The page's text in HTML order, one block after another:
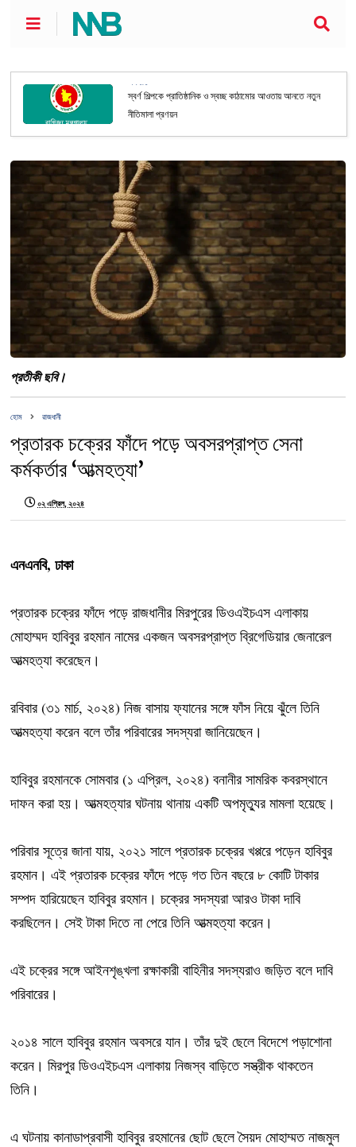
স্বর্ণ শিল্পকে প্রাতিষ্ঠানিক ও স্বচ্ছ কাঠামোর আওতায় আনতে নতুন
নীতিমালা প্রণয়ন
প্রতীকী ছবি।
হোম রাজধানী
প্রতারক চক্রের ফাঁদে পড়ে অবসরপ্রাপ্ত সেনা
কর্মকর্তার ‘আত্মহত্যা’
০২ এপ্রিল, ২০২৪
এনএনবি, ঢাকা
প্রতারক চক্রের ফাঁদে পড়ে রাজধানীর মিরপুরের ডিওএইচএস এলাকায়
মোহাম্মদ হাবিবুর রহমান নামের একজন অবসরপ্রাপ্ত ব্রিগেডিয়ার জেনারেল
আত্মহত্যা করেছেন।
রবিবার (৩১ মার্চ, ২০২৪) নিজ বাসায় ফ্যানের সঙ্গে ফাঁস নিয়ে ঝুঁলে তিনি
আত্মহত্যা করেন বলে তাঁর পরিবারের সদস্যরা জানিয়েছেন।
হাবিবুর রহমানকে সোমবার (১ এপ্রিল, ২০২৪) বনানীর সামরিক কবরস্থানে
দাফন করা হয়। আত্মহত্যার ঘটনায় থানায় একটি অপমৃত্যুর মামলা হয়েছে।
পরিবার সূত্রে জানা যায়, ২০২১ সালে প্রতারক চক্রের খপ্পরে পড়েন হাবিবুর
রহমান। এই প্রতারক চক্রের ফাঁদে পড়ে গত তিন বছরে ৮ কোটি টাকার
সম্পদ হারিয়েছেন হাবিবুর রহমান। চক্রের সদস্যরা আরও টাকা দাবি
করছিলেন। সেই টাকা দিতে না পেরে তিনি আত্মহত্যা করেন।
এই চক্রের সঙ্গে আইনশৃঙ্খলা রক্ষাকারী বাহিনীর সদস্যরাও জড়িত বলে দাবি
পরিবারের।
২০১৪ সালে হাবিবুর রহমান অবসরে যান। তাঁর দুই ছেলে বিদেশে পড়াশোনা
করেন। মিরপুর ডিওএইচএস এলাকায় নিজস্ব বাড়িতে সস্ত্রীক থাকতেন
তিনি।
এ ঘটনায় কানাডাপ্রবাসী হাবিবুর রহমানের ছোট ছেলে সৈয়দ মোহাম্মত নাজমুল